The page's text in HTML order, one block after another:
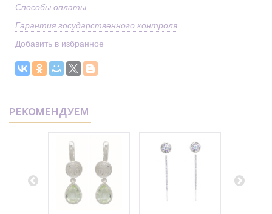
Способы оплаты
Гарантия государственного контроля
Добавить в избранное
РЕКОМЕНДУЕМ